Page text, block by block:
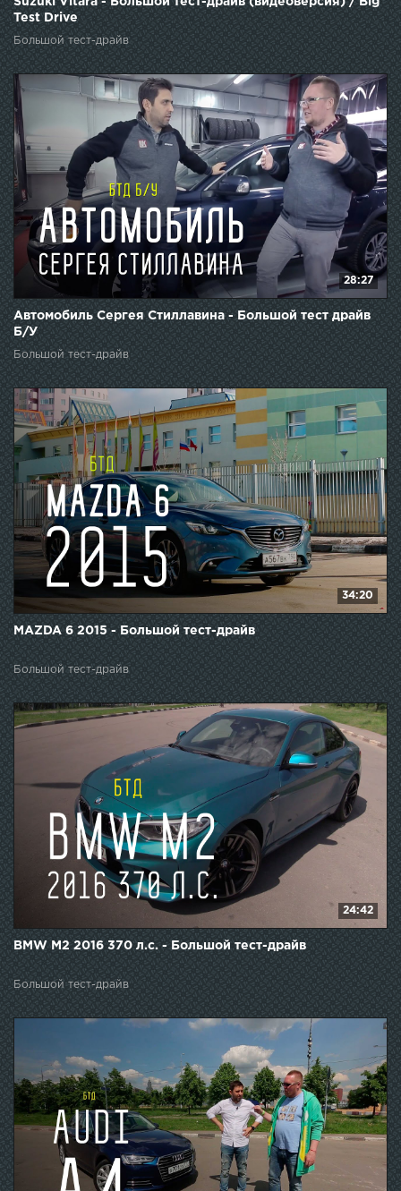
Test Drive
Большой тест-драйв
28:27
Автомобиль Сергея Стиллавина - Большой тест драйв
Б/У
Большой тест-драйв
34:20
MAZDA 6 2015 - Большой тест-драйв
Большой тест-драйв
24:42
BMW M2 2016 370 л.с. - Большой тест-драйв
Большой тест-драйв